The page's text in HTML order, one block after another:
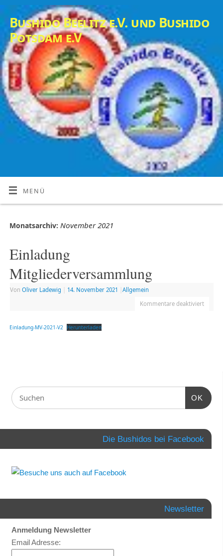
Bushido Beelitz e.V. und Bushido
Potsdam e.V
MENÜ
Monatsarchiv: November 2021
Einladung
Mitgliederversammlung
Von Oliver Ladewig 14. November 2021
Allgemein
Kommentare deaktiviert
Einladung-MV-2021-V2 Herunterladen
OK
Die Bushidos bei Facebook
Newsletter
Anmeldung Newsletter
Email Adresse: